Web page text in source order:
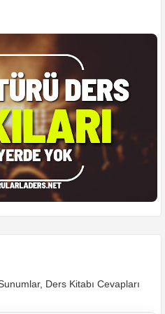
Ders Kitabı Cevapları